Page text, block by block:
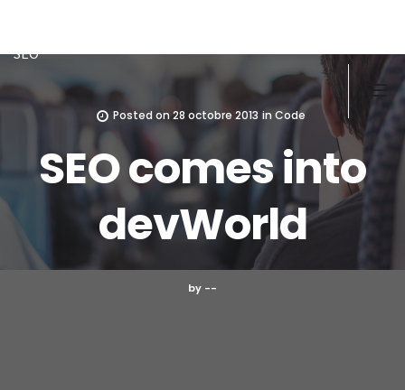
SEO
Posted on28 octobre 2013 inCode
SEO comes into
devWorld
by --